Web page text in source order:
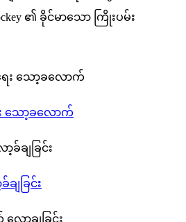
၏ ခိုင်မာသော ကြိုးပမ်း
သော့ခလောက်
ျခြင်း